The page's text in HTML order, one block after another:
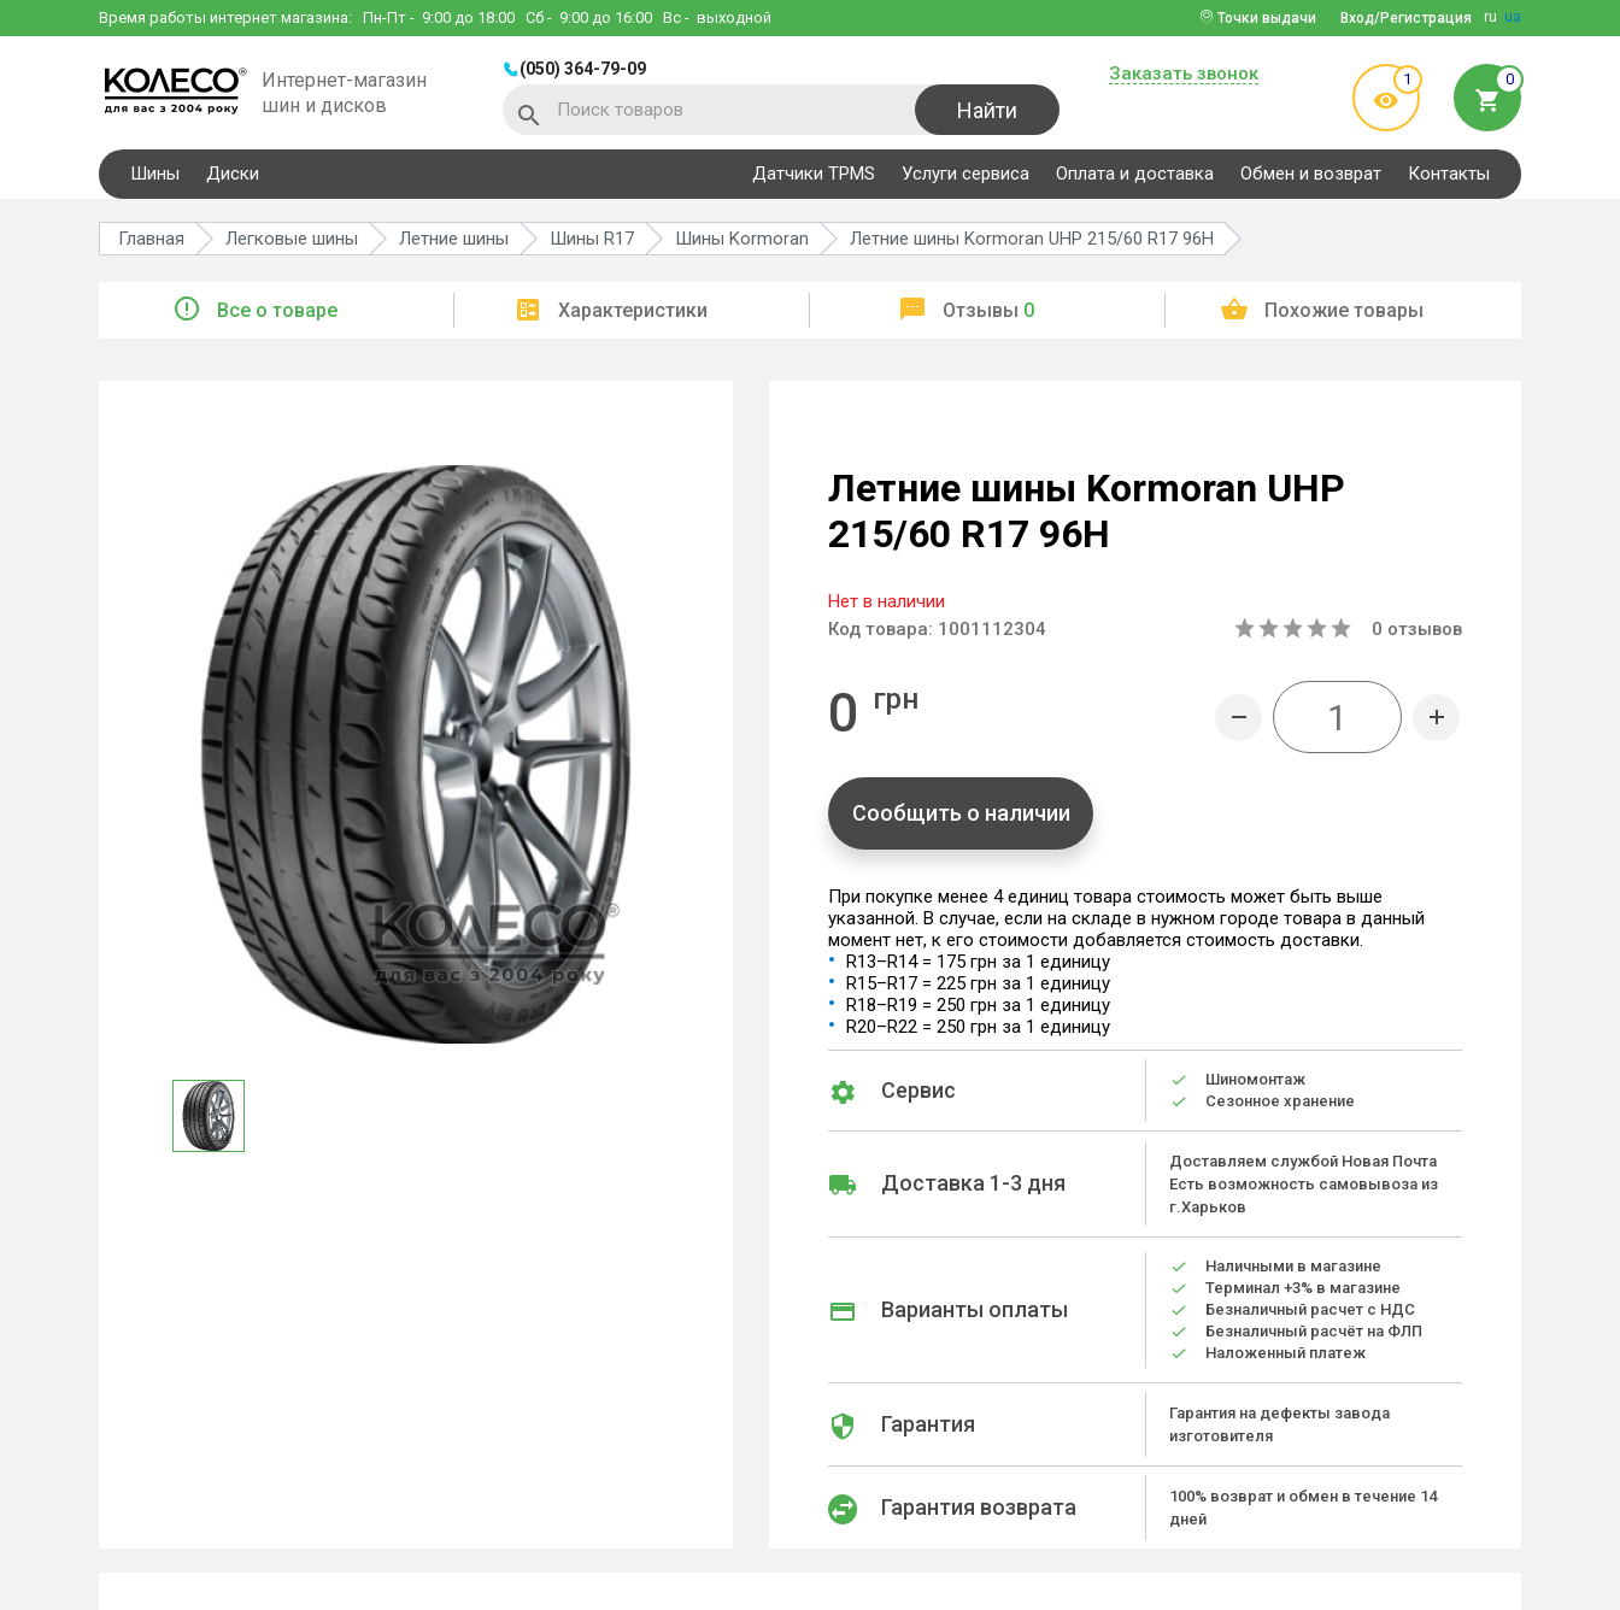
Время работы интернет магазина: Пн-Пт - 9:00 до 18:00 Сб - 9:00 до 16:00 Вс - выходной ru ua
Вход/Регистрация
Точки выдачи
Интернет-магазин
шин и дисков
(050) 364-79-09
Найти
Заказать звонок 1 0
Шины Диски Датчики TPMS Услуги сервиса Оплата и доставка Обмен и возврат Контакты
Главная Легковые шины Летние шины Шины R17 Шины Kormoran Летние шины Kormoran UHP 215/60 R17 96H
Все о товаре Характеристики Отзывы 0 Похожие товары
Летние шины Kormoran UHP
215/60 R17 96H
Нет в наличии
Код товара: 1001112304 0 отзывов
0 грн
Сообщить о наличии
При покупке менее 4 единиц товара стоимость может быть выше
указанной. В случае, если на складе в нужном городе товара в данный
момент нет, к его стоимости добавляется стоимость доставки.
R13–R14 = 175 грн за 1 единицу
R15–R17 = 225 грн за 1 единицу
R18–R19 = 250 грн за 1 единицу
R20–R22 = 250 грн за 1 единицу
Сервис
Шиномонтаж
Сезонное хранение
Доставка 1-3 дня
Доставляем службой Новая Почта
Есть возможность самовывоза из
г.Харьков
Варианты оплаты
Наличными в магазине
Терминал +3% в магазине
Безналичный расчет с НДС
Безналичный расчёт на ФЛП
Наложенный платеж
Гарантия
Гарантия на дефекты завода
изготовителя
Гарантия возврата
100% возврат и обмен в течение 14
дней